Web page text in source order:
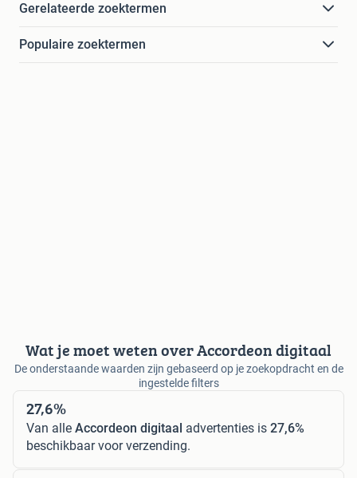
Gerelateerde zoektermen
Populaire zoektermen
Wat je moet weten over Accordeon digitaal
De onderstaande waarden zijn gebaseerd op je zoekopdracht en de
ingestelde filters
27,6%
Van alle Accordeon digitaal advertenties is 27,6%
beschikbaar voor verzending.